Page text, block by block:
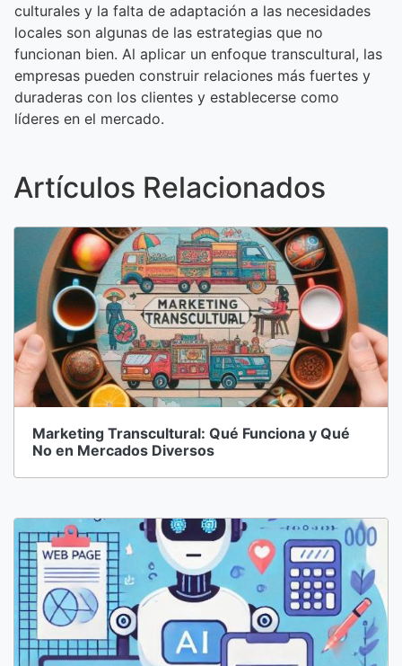
culturales y la falta de adaptación a las necesidades
locales son algunas de las estrategias que no
funcionan bien. Al aplicar un enfoque transcultural, las
empresas pueden construir relaciones más fuertes y
duraderas con los clientes y establecerse como
líderes en el mercado.
Artículos Relacionados
Marketing Transcultural: Qué Funciona y Qué
No en Mercados Diversos